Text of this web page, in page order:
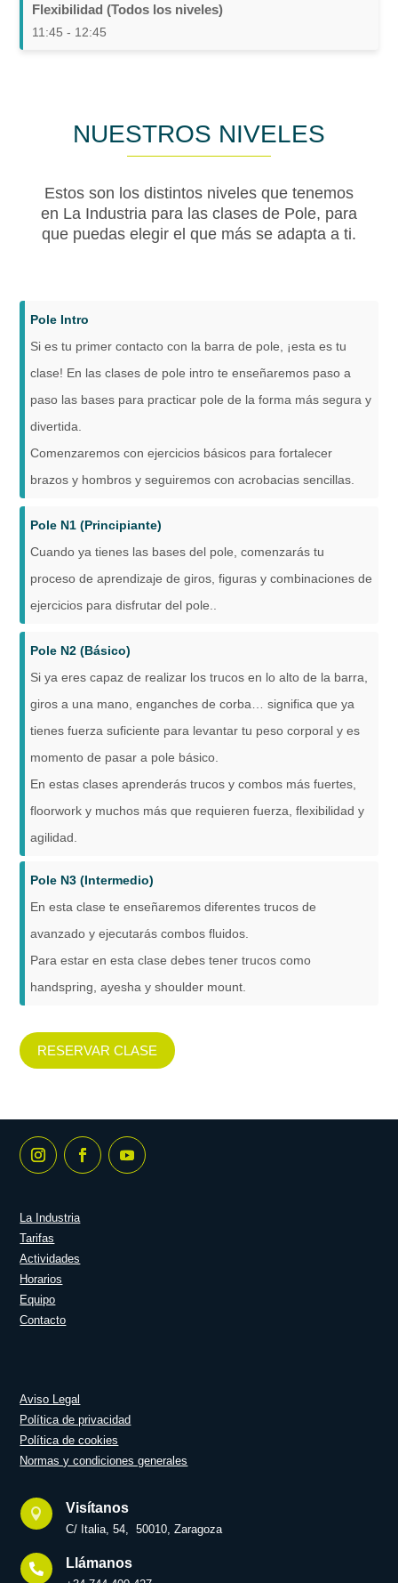
Flexibilidad (Todos los niveles)
11:45 - 12:45
NUESTROS NIVELES
Estos son los distintos niveles que tenemos
en La Industria para las clases de Pole, para
que puedas elegir el que más se adapta a ti.
Pole Intro
Si es tu primer contacto con la barra de pole, ¡esta es tu
clase! En las clases de pole intro te enseñaremos paso a
paso las bases para practicar pole de la forma más segura y
divertida.
Comenzaremos con ejercicios básicos para fortalecer
brazos y hombros y seguiremos con acrobacias sencillas.
Pole N1 (Principiante)
Cuando ya tienes las bases del pole, comenzarás tu
proceso de aprendizaje de giros, figuras y combinaciones de
ejercicios para disfrutar del pole..
Pole N2 (Básico)
Si ya eres capaz de realizar los trucos en lo alto de la barra,
giros a una mano, enganches de corba… significa que ya
tienes fuerza suficiente para levantar tu peso corporal y es
momento de pasar a pole básico.
En estas clases aprenderás trucos y combos más fuertes,
floorwork y muchos más que requieren fuerza, flexibilidad y
agilidad.
Pole N3 (Intermedio)
En esta clase te enseñaremos diferentes trucos de
avanzado y ejecutarás combos fluidos.
Para estar en esta clase debes tener trucos como
handspring, ayesha y shoulder mount.
RESERVAR CLASE
La Industria
Tarifas
Actividades
Horarios
Equipo
Contacto
Aviso Legal
Política de privacidad
Política de cookies
Normas y condiciones generales
 Visítanos
C/ Italia, 54, 50010, Zaragoza
 Llámanos